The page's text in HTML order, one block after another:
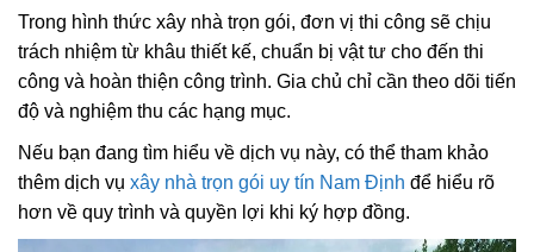
Trong hình thức xây nhà trọn gói, đơn vị thi công sẽ chịu
trách nhiệm từ khâu thiết kế, chuẩn bị vật tư cho đến thi
công và hoàn thiện công trình. Gia chủ chỉ cần theo dõi tiến
độ và nghiệm thu các hạng mục.
Nếu bạn đang tìm hiểu về dịch vụ này, có thể tham khảo
thêm dịch vụ xây nhà trọn gói uy tín Nam Định để hiểu rõ
hơn về quy trình và quyền lợi khi ký hợp đồng.